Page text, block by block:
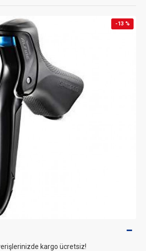
-13 %
kargo ücretsiz!